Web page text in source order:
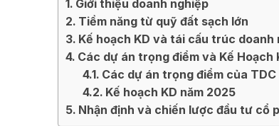
Giới thiệu doanh nghiệp
Tiềm năng từ quỹ đất sạch lớn
Kế hoạch KD và tái cấu trúc doanh
Các dự án trọng điểm và Kế Hoạch
Các dự án trọng điểm của TDC
Kế hoạch KD năm 2025
Nhận định và chiến lược đầu tư cổ